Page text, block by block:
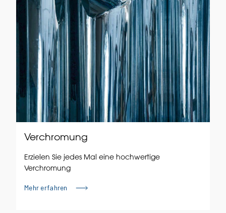
Verchromung
Erzielen Sie jedes Mal eine hochwertige
Verchromung
Mehr erfahren